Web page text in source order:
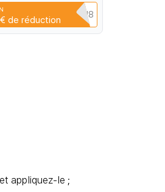
de réductionCYPQ3XAVLEH8
appliquez-le ;